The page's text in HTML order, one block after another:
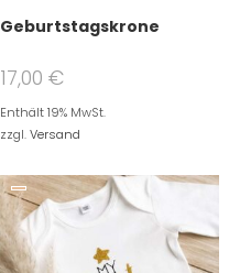
Geburtstagskrone
17,00€
Enthält 19% MwSt.
zzgl.Versand